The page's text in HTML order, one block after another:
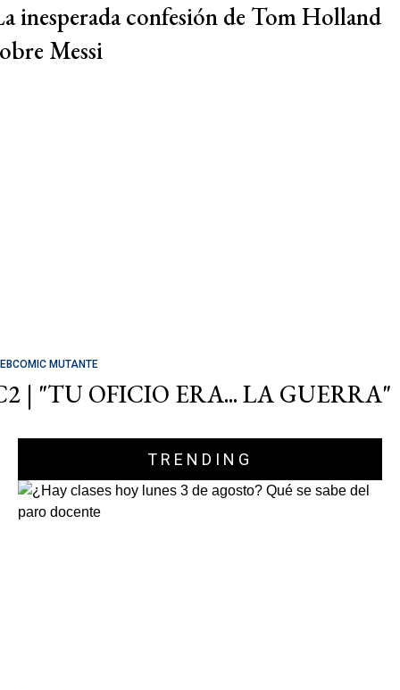
inesperada confesión de Tom Holland
Messi
MUTANTE
| "TU OFICIO ERA... LA GUERRA"
TRENDING